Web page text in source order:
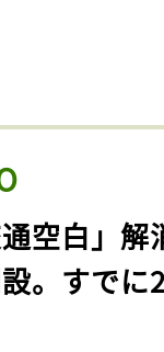
空白」解
。すでに